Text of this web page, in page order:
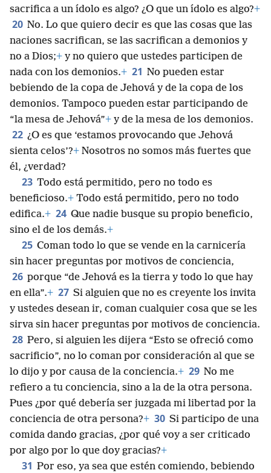
sacrifica a un ídolo es algo? ¿O que un ídolo es algo?+
20 No. Lo que quiero decir es que las cosas que las
naciones sacrifican, se las sacrifican a demonios y
no a Dios;+ y no quiero que ustedes participen de
nada con los demonios.+ 21 No pueden estar
bebiendo de la copa de Jehová y de la copa de los
demonios. Tampoco pueden estar participando de
“la mesa de Jehová”+ y de la mesa de los demonios.
22 ¿O es que ‘estamos provocando que Jehová
sienta celos’?+ Nosotros no somos más fuertes que
él, ¿verdad?
23 Todo está permitido, pero no todo es
beneficioso.+ Todo está permitido, pero no todo
edifica.+ 24 Que nadie busque su propio beneficio,
sino el de los demás.+
25 Coman todo lo que se vende en la carnicería
sin hacer preguntas por motivos de conciencia,
26 porque “de Jehová es la tierra y todo lo que hay
en ella”.+ 27 Si alguien que no es creyente los invita
y ustedes desean ir, coman cualquier cosa que se les
sirva sin hacer preguntas por motivos de conciencia.
28 Pero, si alguien les dijera “Esto se ofreció como
sacrificio”, no lo coman por consideración al que se
lo dijo y por causa de la conciencia.+ 29 No me
refiero a tu conciencia, sino a la de la otra persona.
Pues ¿por qué debería ser juzgada mi libertad por la
conciencia de otra persona?+ 30 Si participo de una
comida dando gracias, ¿por qué voy a ser criticado
por algo por lo que doy gracias?+
31 Por eso, ya sea que estén comiendo, bebiendo